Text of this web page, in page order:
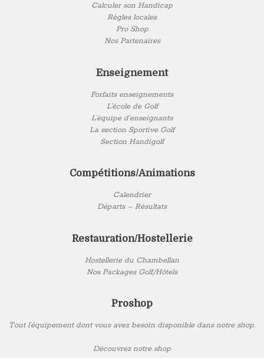
Calculer son Handicap
Règles locales
Pro Shop
Nos Partenaires
Enseignement
Forfaits enseignements
L’école de Golf
L’équipe d’enseignants
La section Sportive Golf
Section Handigolf
Compétitions/Animations
Calendrier
Départs – Résultats
Restauration/Hostellerie
Hostellerie du Chambellan
Nos Packages Golf/Hôtels
Proshop
Tout l’équipement dont vous avez besoin disponible dans notre shop.
Découvrez notre shop